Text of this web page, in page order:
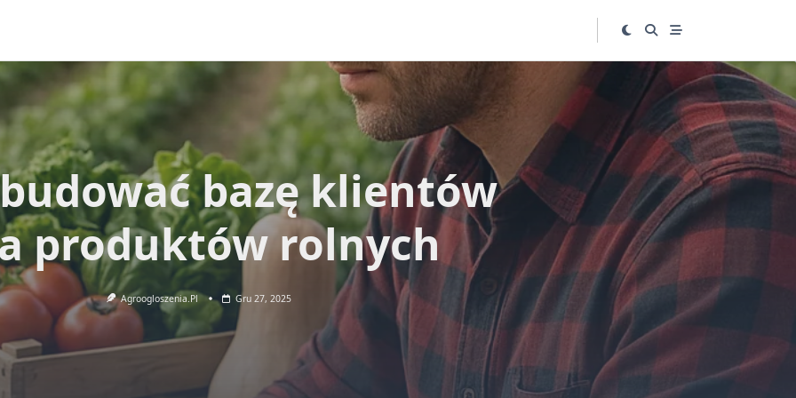
bazę klientów
produktów rolnych
Agroogloszenia.pl Gru 27, 2025